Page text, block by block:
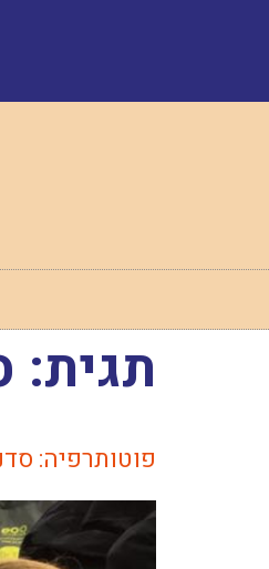
תגית:
פוטותרפיה: